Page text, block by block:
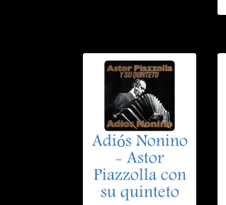
Adiós Nonino
- Astor
Piazzolla con
su quinteto